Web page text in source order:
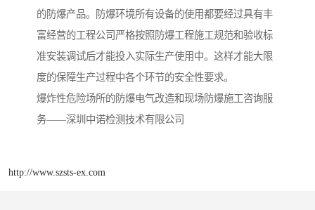
的防爆产品。防爆环境所有设备的使用都要经过具有丰
富经营的工程公司严格按照防爆工程施工规范和验收标
准安装调试后才能投入实际生产使用中。这样才能大限
度的保障生产过程中各个环节的安全性要求。
爆炸性危险场所的防爆电气改造和现场防爆施工咨询服
务——深圳中诺检测技术有限公司
http://www.szsts-ex.com